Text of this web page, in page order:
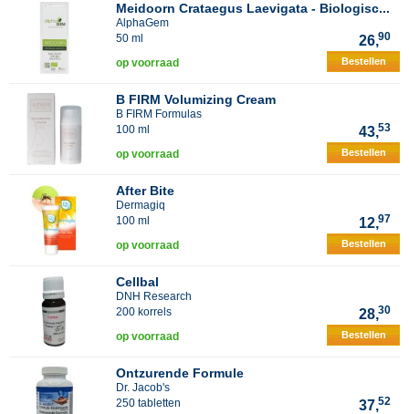
Meidoorn Crataegus Laevigata - Biologisc...
AlphaGem
50 ml
26,90
op voorraad Bestellen
B FIRM Volumizing Cream
B FIRM Formulas
100 ml
43,53
op voorraad Bestellen
After Bite
Dermagiq
100 ml
12,97
op voorraad Bestellen
Cellbal
DNH Research
200 korrels
28,30
op voorraad Bestellen
Ontzurende Formule
Dr. Jacob's
250 tabletten
37,52